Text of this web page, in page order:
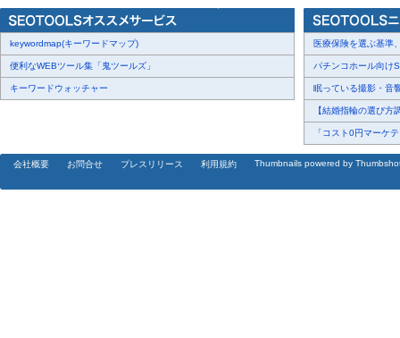
keywordmap(キーワードマップ)
便利なWEBツール集「鬼ツールズ」
キーワードウォッチャー
医療保険を選ぶ基準
パチンコホール向け
眠っている撮影・音
【結婚指輪の選び方
「コスト0円マーケ
会社概要 お問合せ プレスリリース 利用規約 Thumbnails powered by